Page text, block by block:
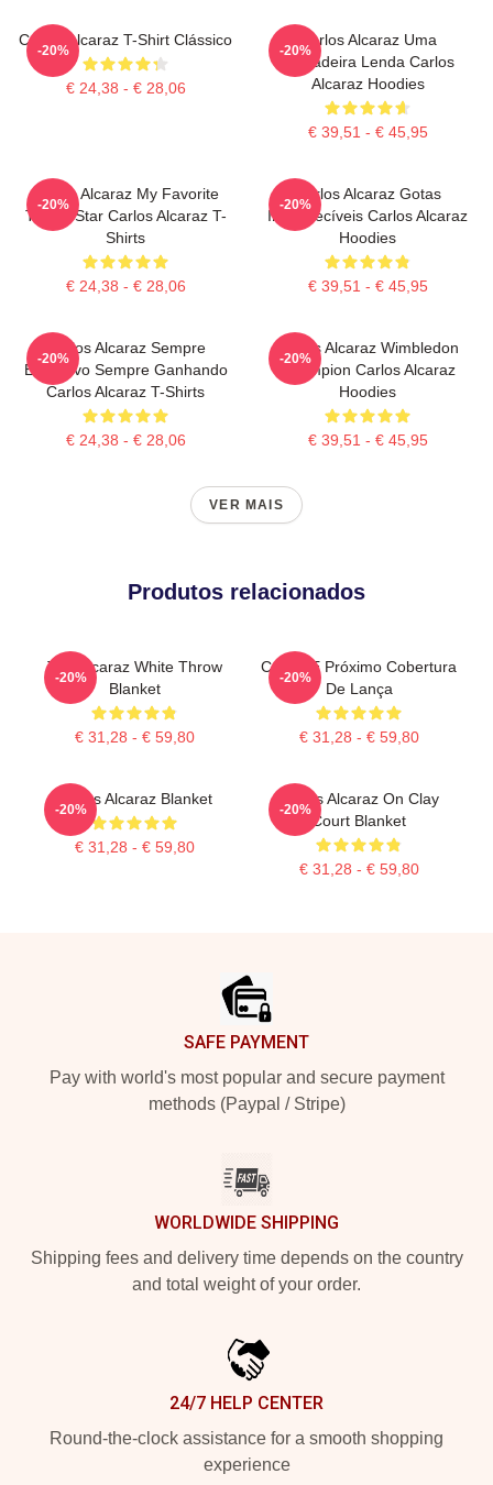
Carlos Alcaraz T-Shirt Clássico
€ 24,38 - € 28,06
-20%
Carlos Alcaraz Uma
Verdadeira Lenda Carlos
Alcaraz Hoodies
€ 39,51 - € 45,95
-20%
Carlos Alcaraz My Favorite
Tennis Star Carlos Alcaraz T-
Shirts
€ 24,38 - € 28,06
-20%
Carlos Alcaraz Gotas
Inesquecíveis Carlos Alcaraz
Hoodies
€ 39,51 - € 45,95
-20%
Carlos Alcaraz Sempre
Explosivo Sempre Ganhando
Carlos Alcaraz T-Shirts
€ 24,38 - € 28,06
-20%
Carlos Alcaraz Wimbledon
Champion Carlos Alcaraz
Hoodies
€ 39,51 - € 45,95
-20%
VER MAIS
Produtos relacionados
The Alcaraz White Throw
Blanket
€ 31,28 - € 59,80
-20%
Carlos E Próximo Cobertura
De Lança
€ 31,28 - € 59,80
-20%
Carlos Alcaraz Blanket
€ 31,28 - € 59,80
-20%
Carlos Alcaraz On Clay
Court Blanket
€ 31,28 - € 59,80
-20%
SAFE PAYMENT
Pay with world's most popular and secure payment
methods (Paypal / Stripe)
WORLDWIDE SHIPPING
Shipping fees and delivery time depends on the country
and total weight of your order.
24/7 HELP CENTER
Round-the-clock assistance for a smooth shopping
experience